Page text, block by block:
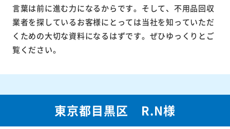
言葉は前に進む力になるからです。そして、不用品回収
業者を探しているお客様にとっては当社を知っていただ
くための大切な資料になるはずです。ぜひゆっくりとご
覧ください。
東京都目黒区 R.N様